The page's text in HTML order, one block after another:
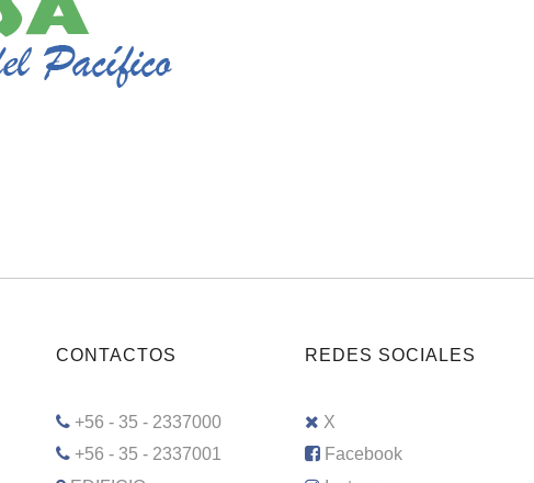
CONTACTOS
+56 - 35 - 2337000
+56 - 35 - 2337001
REDES SOCIALES
X
Facebook